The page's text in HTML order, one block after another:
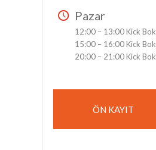
Pazar
12:00 – 13:00 Kick
15:00 – 16:00 Kick
20:00 – 21:00 Kick
ÖN KAYIT